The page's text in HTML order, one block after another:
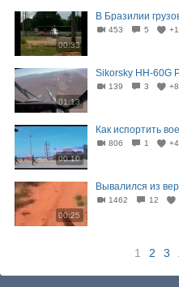
00:33
В Бразилии
453 5
01:13
Sikorsky HH-60G
139 3 +8
00:10
Как испортить
806 1
00:25
Вывалился из
1462 12
1 2 3